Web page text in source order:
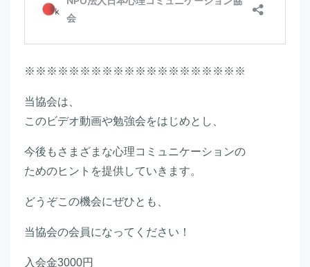
※※※※※※※※※※※※※※※※※※※※
当協会は、
このビデオ動画や勉強会をはじめとし、
今後もさまざまな心理コミュニケーションの
ためのヒントを提供していきます。
どうぞこの機会にぜひとも、
当協会の会員になってください！
入会金3000円